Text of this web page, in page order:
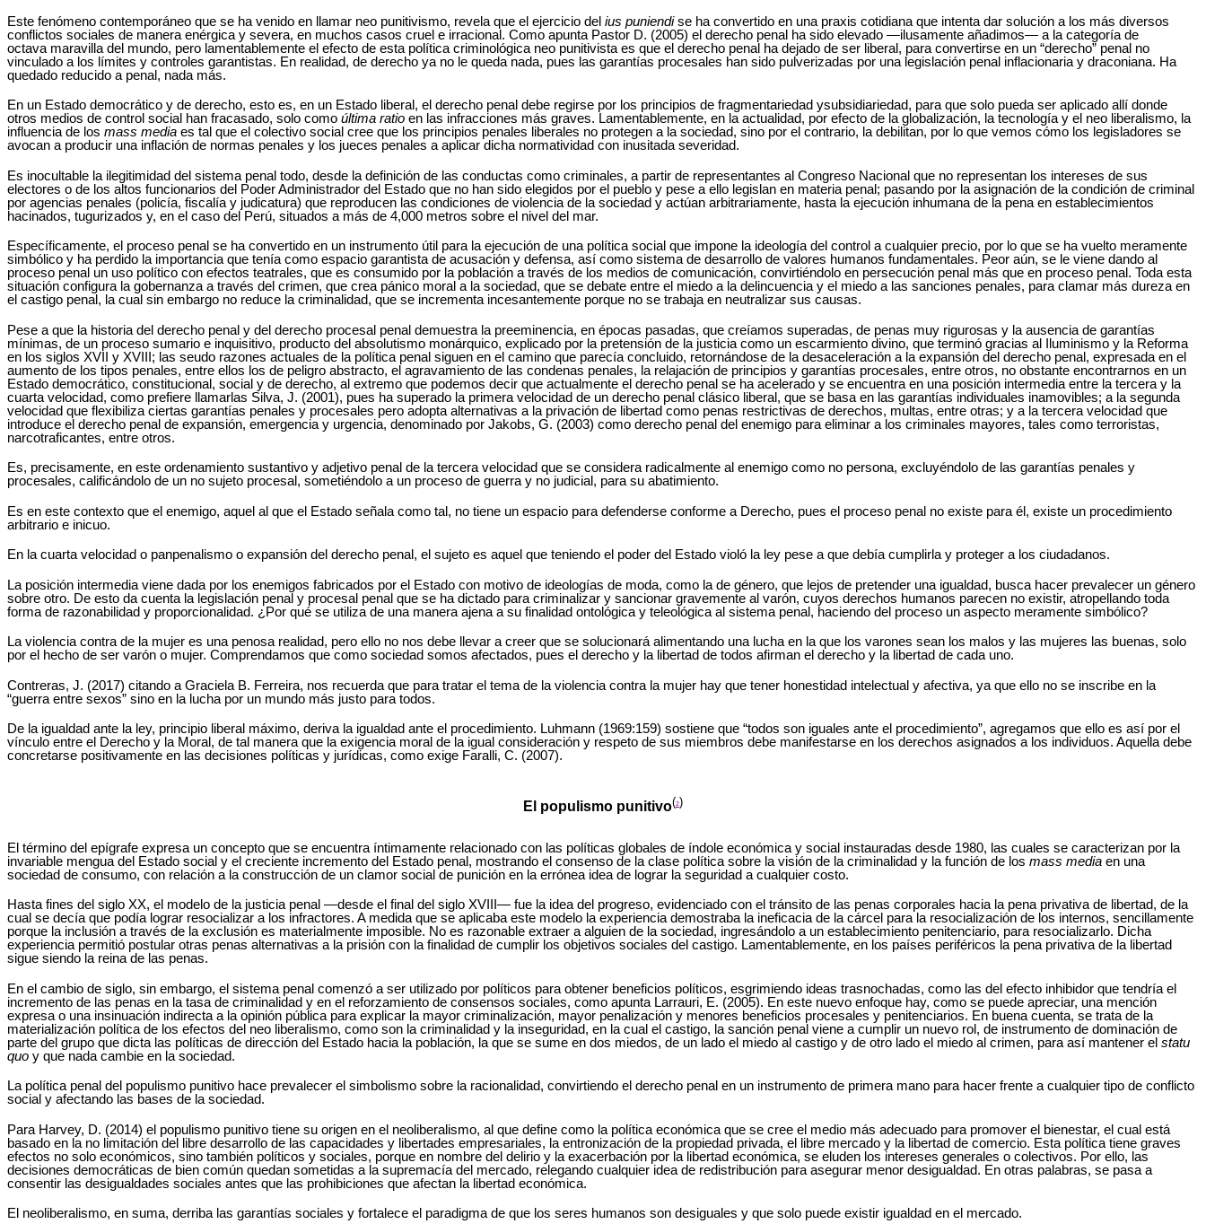
Este fenómeno contemporáneo que se ha venido en llamar neo punitivismo, revela que el ejercicio del ius puniendise ha convertido en una praxis cotidiana que intenta dar solución a los más diversos
conflictos sociales de manera enérgica y severa, en muchos casos cruel e irracional. Como apunta Pastor D. (2005) el derecho penal ha sido elevado ―ilusamente añadimos― a la categoría de
octava maravilla del mundo, pero lamentablemente el efecto de esta política criminológica neo punitivista es que el derecho penal ha dejado de ser liberal, para convertirse en un “derecho” penal no
vinculado a los límites y controles garantistas. En realidad, de derecho ya no le queda nada, pues las garantías procesales han sido pulverizadas por una legislación penal inflacionaria y draconiana. Ha
quedado reducido a penal, nada más.
En un Estado democrático y de derecho, esto es, en un Estado liberal, el derecho penal debe regirse por los principios de fragmentariedad ysubsidiariedad, para que solo pueda ser aplicado allí donde
otros medios de control social han fracasado, solo como última ratio en las infracciones más graves. Lamentablemente, en la actualidad, por efecto de la globalización, la tecnología y el neo liberalismo, la
influencia de los mass media es tal que el colectivo social cree que los principios penales liberales no protegen a la sociedad, sino por el contrario, la debilitan, por lo que vemos cómo los legisladores se
avocan a producir una inflación de normas penales y los jueces penales a aplicar dicha normatividad con inusitada severidad.
Es inocultable la ilegitimidad del sistema penal todo, desde la definición de las conductas como criminales, a partir de representantes al Congreso Nacional que no representan los intereses de sus
electores o de los altos funcionarios del Poder Administrador del Estado que no han sido elegidos por el pueblo y pese a ello legislan en materia penal; pasando por la asignación de la condición de criminal
por agencias penales (policía, fiscalía y judicatura) que reproducen las condiciones de violencia de la sociedad y actúan arbitrariamente, hasta la ejecución inhumana de la pena en establecimientos
hacinados, tugurizados y, en el caso del Perú, situados a más de 4,000 metros sobre el nivel del mar.
Específicamente, el proceso penal se ha convertido en un instrumento útil para la ejecución de una política social que impone la ideología del control a cualquier precio, por lo que se ha vuelto meramente
simbólico y ha perdido la importancia que tenía como espacio garantista de acusación y defensa, así como sistema de desarrollo de valores humanos fundamentales. Peor aún, se le viene dando al
proceso penal un uso político con efectos teatrales, que es consumido por la población a través de los medios de comunicación, convirtiéndolo en persecución penal más que en proceso penal. Toda esta
situación configura la gobernanza a través del crimen, que crea pánico moral a la sociedad, que se debate entre el miedo a la delincuencia y el miedo a las sanciones penales, para clamar más dureza en
el castigo penal, la cual sin embargo no reduce la criminalidad, que se incrementa incesantemente porque no se trabaja en neutralizar sus causas.
Pese a que la historia del derecho penal y del derecho procesal penal demuestra la preeminencia, en épocas pasadas, que creíamos superadas, de penas muy rigurosas y la ausencia de garantías
mínimas, de un proceso sumario e inquisitivo, producto del absolutismo monárquico, explicado por la pretensión de la justicia como un escarmiento divino, que terminó gracias al Iluminismo y la Reforma
en los siglos XVII y XVIII; las seudo razones actuales de la política penal siguen en el camino que parecía concluido, retornándose de la desaceleración a la expansión del derecho penal, expresada en el
aumento de los tipos penales, entre ellos los de peligro abstracto, el agravamiento de las condenas penales, la relajación de principios y garantías procesales, entre otros, no obstante encontrarnos en un
Estado democrático, constitucional, social y de derecho, al extremo que podemos decir que actualmente el derecho penal se ha acelerado y se encuentra en una posición intermedia entre la tercera y la
cuarta velocidad, como prefiere llamarlas Silva, J. (2001), pues ha superado la primera velocidad de un derecho penal clásico liberal, que se basa en las garantías individuales inamovibles; a la segunda
velocidad que flexibiliza ciertas garantías penales y procesales pero adopta alternativas a la privación de libertad como penas restrictivas de derechos, multas, entre otras; y a la tercera velocidad que
introduce el derecho penal de expansión, emergencia y urgencia, denominado por Jakobs, G. (2003) como derecho penal del enemigo para eliminar a los criminales mayores, tales como terroristas,
narcotraficantes, entre otros.
Es, precisamente, en este ordenamiento sustantivo y adjetivo penal de la tercera velocidad que se considera radicalmente al enemigo como no persona, excluyéndolo de las garantías penales y
procesales, calificándolo de un no sujeto procesal, sometiéndolo a un proceso de guerra y no judicial, para su abatimiento.
Es en este contexto que el enemigo, aquel al que el Estado señala como tal, no tiene un espacio para defenderse conforme a Derecho, pues el proceso penal no existe para él, existe un procedimiento
arbitrario e inicuo.
En la cuarta velocidad o panpenalismo o expansión del derecho penal, el sujeto es aquel que teniendo el poder del Estado violó la ley pese a que debía cumplirla y proteger a los ciudadanos.
La posición intermedia viene dada por los enemigos fabricados por el Estado con motivo de ideologías de moda, como la de género, que lejos de pretender una igualdad, busca hacer prevalecer un género
sobre otro. De esto da cuenta la legislación penal y procesal penal que se ha dictado para criminalizar y sancionar gravemente al varón, cuyos derechos humanos parecen no existir, atropellando toda
forma de razonabilidad y proporcionalidad. ¿Por qué se utiliza de una manera ajena a su finalidad ontológica y teleológica al sistema penal, haciendo del proceso un aspecto meramente simbólico?
La violencia contra de la mujer es una penosa realidad, pero ello no nos debe llevar a creer que se solucionará alimentando una lucha en la que los varones sean los malos y las mujeres las buenas, solo
por el hecho de ser varón o mujer. Comprendamos que como sociedad somos afectados, pues el derecho y la libertad de todos afirman el derecho y la libertad de cada uno.
Contreras, J. (2017) citando a Graciela B. Ferreira, nos recuerda que para tratar el tema de la violencia contra la mujer hay que tener honestidad intelectual y afectiva, ya que ello no se inscribe en la
“guerra entre sexos” sino en la lucha por un mundo más justo para todos.
De la igualdad ante la ley, principio liberal máximo, deriva la igualdad ante el procedimiento. Luhmann (1969:159) sostiene que “todos son iguales ante el procedimiento”, agregamos que ello es así por el
vínculo entre el Derecho y la Moral, de tal manera que la exigencia moral de la igual consideración y respeto de sus miembros debe manifestarse en los derechos asignados a los individuos. Aquella debe
concretarse positivamente en las decisiones políticas y jurídicas, como exige Faralli, C. (2007).
El populismo punitivo(2)
El término del epígrafe expresa un concepto que se encuentra íntimamente relacionado con las políticas globales de índole económica y social instauradas desde 1980, las cuales se caracterizan por la
invariable mengua del Estado social y el creciente incremento del Estado penal, mostrando el consenso de la clase política sobre la visión de la criminalidad y la función de los mass media en una
sociedad de consumo, con relación a la construcción de un clamor social de punición en la errónea idea de lograr la seguridad a cualquier costo.
Hasta fines del siglo XX, el modelo de la justicia penal ―desde el final del siglo XVIII― fue la idea del progreso, evidenciado con el tránsito de las penas corporales hacia la pena privativa de libertad, de la
cual se decía que podía lograr resocializar a los infractores. A medida que se aplicaba este modelo la experiencia demostraba la ineficacia de la cárcel para la resocialización de los internos, sencillamente
porque la inclusión a través de la exclusión es materialmente imposible. No es razonable extraer a alguien de la sociedad, ingresándolo a un establecimiento penitenciario, para resocializarlo. Dicha
experiencia permitió postular otras penas alternativas a la prisión con la finalidad de cumplir los objetivos sociales del castigo. Lamentablemente, en los países periféricos la pena privativa de la libertad
sigue siendo la reina de las penas.
En el cambio de siglo, sin embargo, el sistema penal comenzó a ser utilizado por políticos para obtener beneficios políticos, esgrimiendo ideas trasnochadas, como las del efecto inhibidor que tendría el
incremento de las penas en la tasa de criminalidad y en el reforzamiento de consensos sociales, como apunta Larrauri, E. (2005). En este nuevo enfoque hay, como se puede apreciar, una mención
expresa o una insinuación indirecta a la opinión pública para explicar la mayor criminalización, mayor penalización y menores beneficios procesales y penitenciarios. En buena cuenta, se trata de la
materialización política de los efectos del neo liberalismo, como son la criminalidad y la inseguridad, en la cual el castigo, la sanción penal viene a cumplir un nuevo rol, de instrumento de dominación de
parte del grupo que dicta las políticas de dirección del Estado hacia la población, la que se sume en dos miedos, de un lado el miedo al castigo y de otro lado el miedo al crimen, para así mantener el statu
quo y que nada cambie en la sociedad.
La política penal del populismo punitivo hace prevalecer el simbolismo sobre la racionalidad, convirtiendo el derecho penal en un instrumento de primera mano para hacer frente a cualquier tipo de conflicto
social y afectando las bases de la sociedad.
Para Harvey, D. (2014) el populismo punitivo tiene su origen en el neoliberalismo, al que define como la política económica que se cree el medio más adecuado para promover el bienestar, el cual está
basado en la no limitación del libre desarrollo de las capacidades y libertades empresariales, la entronización de la propiedad privada, el libre mercado y la libertad de comercio. Esta política tiene graves
efectos no solo económicos, sino también políticos y sociales, porque en nombre del delirio y la exacerbación por la libertad económica, se eluden los intereses generales o colectivos. Por ello, las
decisiones democráticas de bien común quedan sometidas a la supremacía del mercado, relegando cualquier idea de redistribución para asegurar menor desigualdad. En otras palabras, se pasa a
consentir las desigualdades sociales antes que las prohibiciones que afectan la libertad económica.
El neoliberalismo, en suma, derriba las garantías sociales y fortalece el paradigma de que los seres humanos son desiguales y que solo puede existir igualdad en el mercado.